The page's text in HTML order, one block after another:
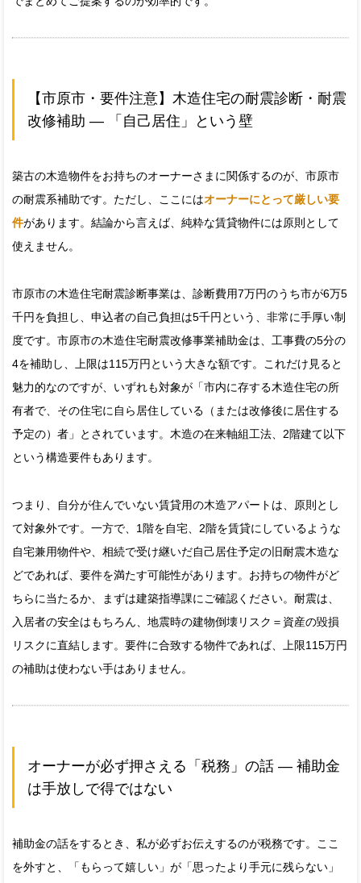
【市原市・要件注意】木造住宅の耐震診断・耐震
改修補助 — 「自己居住」という壁
築古の木造物件をお持ちのオーナーさまに関係するのが、市原市
の耐震系補助です。ただし、ここにはオーナーにとって厳しい要
件があります。結論から言えば、純粋な賃貸物件には原則として
使えません。
市原市の木造住宅耐震診断事業は、診断費用7万円のうち市が6万5
千円を負担し、申込者の自己負担は5千円という、非常に手厚い制
度です。市原市の木造住宅耐震改修事業補助金は、工事費の5分の
4を補助し、上限は115万円という大きな額です。これだけ見ると
魅力的なのですが、いずれも対象が「市内に存する木造住宅の所
有者で、その住宅に自ら居住している（または改修後に居住する
予定の）者」とされています。木造の在来軸組工法、2階建て以下
という構造要件もあります。
つまり、自分が住んでいない賃貸用の木造アパートは、原則とし
て対象外です。一方で、1階を自宅、2階を賃貸にしているような
自宅兼用物件や、相続で受け継いだ自己居住予定の旧耐震木造な
どであれば、要件を満たす可能性があります。お持ちの物件がど
ちらに当たるか、まずは建築指導課にご確認ください。耐震は、
入居者の安全はもちろん、地震時の建物倒壊リスク＝資産の毀損
リスクに直結します。要件に合致する物件であれば、上限115万円
の補助は使わない手はありません。
オーナーが必ず押さえる「税務」の話 — 補助金
は手放しで得ではない
補助金の話をするとき、私が必ずお伝えするのが税務です。ここ
を外すと、「もらって嬉しい」が「思ったより手元に残らない」